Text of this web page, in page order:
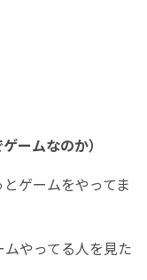
ームなのか）
ゲームをやってま
やってる人を見た